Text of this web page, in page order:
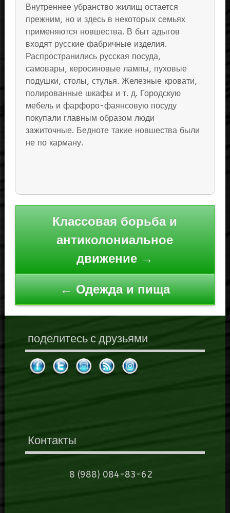
Внутреннее убранство жилищ остается
прежним, но и здесь в некоторых семьях
применяются новшества. В быт адыгов
входят русские фабричные изделия.
Распространились русская посуда,
самовары, керосиновые лампы, пуховые
подушки, столы, стулья. Железные кровати,
полированные шкафы и т. д. Городскую
мебель и фарфоро-фаянсовую посуду
покупали главным образом люди
зажиточные. Бедноте такие новшества были
не по карману.
Навигация
записям
Классовая борьба и
антиколониальное
движение →
← Одежда и пища
поделитесь с друзьями:
Контакты
8 (988) 084-83-62